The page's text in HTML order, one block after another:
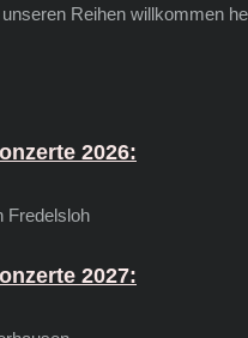
Reihen willkommen
2026:
Fredelsloh
2027: